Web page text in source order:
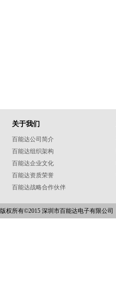
关于我们
百能达公司简介
百能达组织架构
百能达企业文化
百能达资质荣誉
百能达战略合作伙伴
版权所有©2015 深圳市百能达电子有限公司